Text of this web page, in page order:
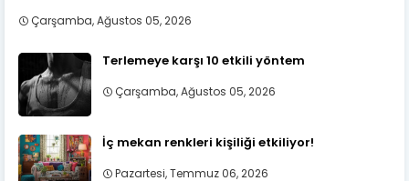
Çarşamba, Ağustos 05, 2026
Terlemeye karşı 10 etkili yöntem
Çarşamba, Ağustos 05, 2026
İç mekan renkleri kişiliği etkiliyor!
Pazartesi, Temmuz 06, 2026